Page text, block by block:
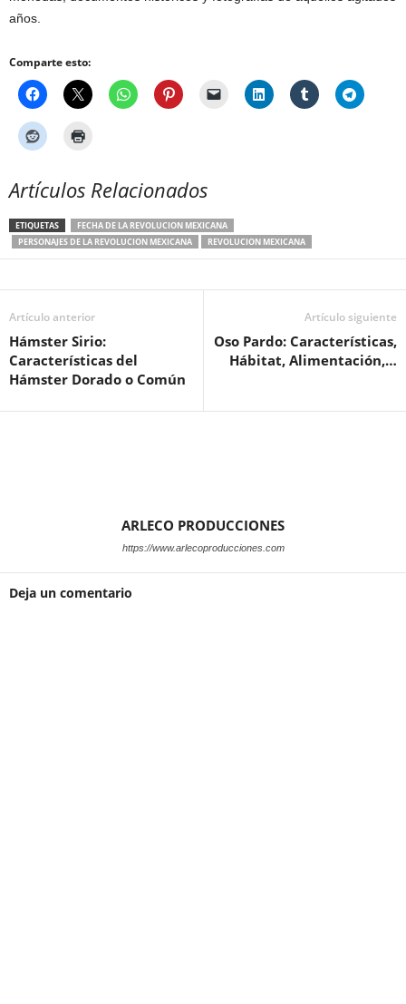
años.
Comparte esto:
Artículos Relacionados
ETIQUETAS
FECHA DE LA REVOLUCION MEXICANA
PERSONAJES DE LA REVOLUCION MEXICANA
REVOLUCION MEXICANA
Artículo anterior
Hámster Sirio:
Características del
Hámster Dorado o Común
Artículo siguiente
Oso Pardo: Características,
Hábitat, Alimentación,…
ARLECO PRODUCCIONES
https://www.arlecoproducciones.com
Deja un comentario